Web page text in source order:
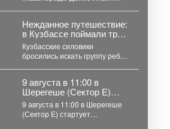
Букет «Мокко»
2000 руб.
Зонт
воды.
ручья....
Нежданное путешествие:
в Кузбассе поймали трёх
"хоббитов"
Кузбасские силовики
бросились искать группу ребят,
перепутали Новосибирск с...
9 августа в 11:00 в
Шерегеше (Сектор Е)
стартует Этнофорум
«Мир коренных народов.
9 августа в 11:00 в Шерегеше
(Сектор Е) стартует